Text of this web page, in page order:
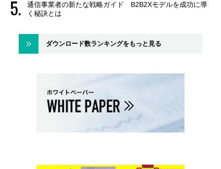
通信事業者の新たな戦略ガイド B2B2Xモデルを成功に導
く秘訣とは
ダウンロード数ランキングをもっと見る